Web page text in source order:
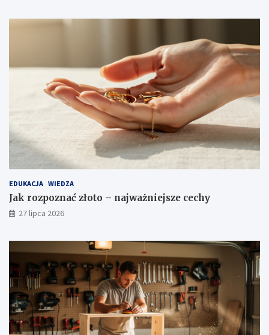
EDUKACJA WIEDZA
Jak rozpoznać złoto – najważniejsze cechy
27 lipca 2026